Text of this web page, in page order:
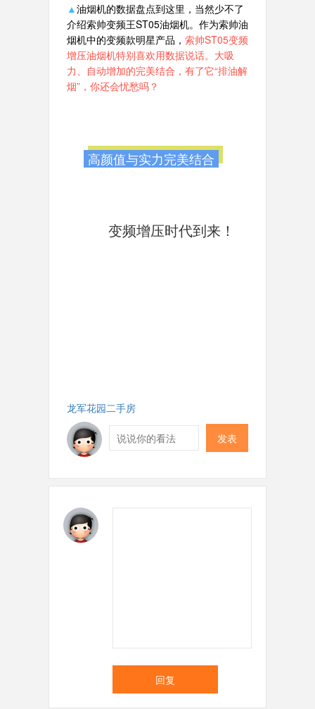
▲油烟机的数据盘点到这里，当然少不了
介绍索帅变频王ST05油烟机。作为索帅油
烟机中的变频款明星产品， 索帅ST05变频
增压油烟机特别喜欢用数据说话。大吸
力、自动增加的完美结合，有了它“排油解
烟”，你还会忧愁吗？
高颜值与实力完美结合
变频增压时代到来！
龙军花园二手房
发表
回复